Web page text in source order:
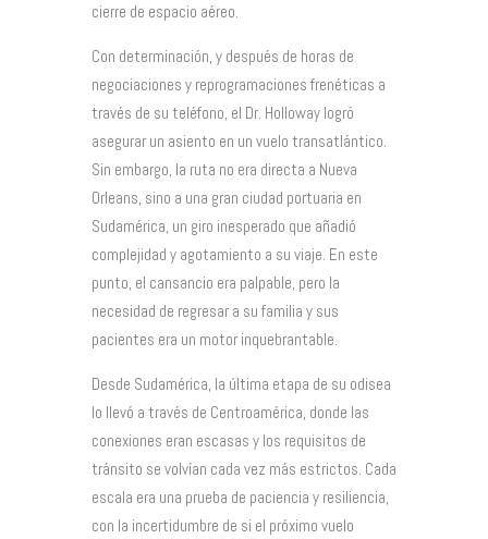
cierre de espacio aéreo.
Con determinación, y después de horas de
negociaciones y reprogramaciones frenéticas a
través de su teléfono, el Dr. Holloway logró
asegurar un asiento en un vuelo transatlántico.
Sin embargo, la ruta no era directa a Nueva
Orleans, sino a una gran ciudad portuaria en
Sudamérica, un giro inesperado que añadió
complejidad y agotamiento a su viaje. En este
punto, el cansancio era palpable, pero la
necesidad de regresar a su familia y sus
pacientes era un motor inquebrantable.
Desde Sudamérica, la última etapa de su odisea
lo llevó a través de Centroamérica, donde las
conexiones eran escasas y los requisitos de
tránsito se volvían cada vez más estrictos. Cada
escala era una prueba de paciencia y resiliencia,
con la incertidumbre de si el próximo vuelo